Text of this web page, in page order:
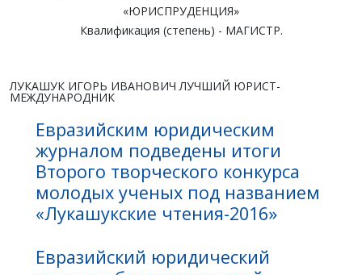
«ЮРИСПРУДЕНЦИЯ»
Квалификация (степень) - МАГИСТР.
ЛУКАШУК ИГОРЬ ИВАНОВИЧ ЛУЧШИЙ ЮРИСТ-
МЕЖДУНАРОДНИК
Евразийским юридическим
журналом подведены итоги
Второго творческого конкурса
молодых ученых под названием
«Лукашукские чтения-2016»
Евразийский юридический